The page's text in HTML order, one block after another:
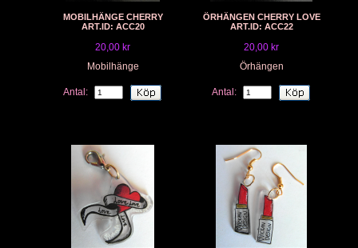
MOBILHÄNGE CHERRY
ART.ID: ACC20
20,00 kr
Mobilhänge
Antal:
ÖRHÄNGEN CHERRY LOVE
ART.ID: ACC22
20,00 kr
Örhängen
Antal: